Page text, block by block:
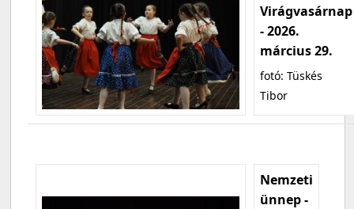
Virágvasárnap
- 2026.
március 29.
fotó: Tüskés
Tibor
Nemzeti
ünnep -